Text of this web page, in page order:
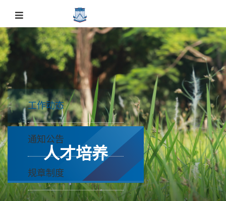
人才培养
工作动态
通知公告
规章制度